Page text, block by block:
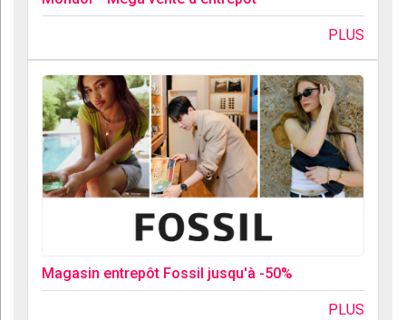
PLUS
Magasin entrepôt Fossil jusqu'à -50%
PLUS